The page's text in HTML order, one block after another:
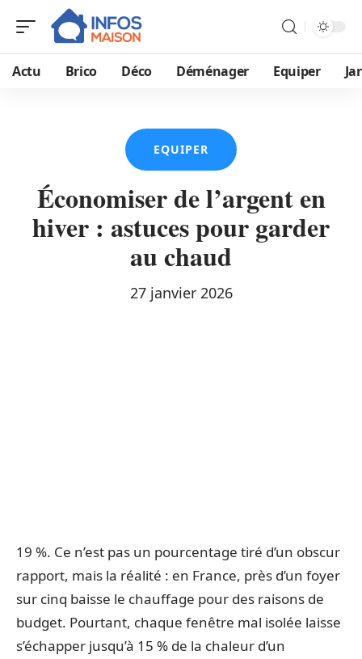
Actu Brico Déco Déménager Equiper
EQUIPER
Économiser de l’argent en
hiver : astuces pour garder
au chaud
27 janvier 2026
19 %. Ce n’est pas un pourcentage tiré d’un obscur
rapport, mais la réalité : en France, près d’un foyer
sur cinq baisse le chauffage pour des raisons de
budget. Pourtant, chaque fenêtre mal isolée laisse
s’échapper jusqu’à 15 % de la chaleur d’un